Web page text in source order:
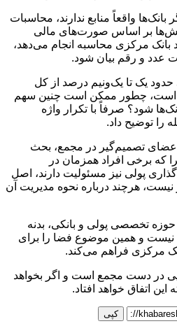
بانک‌ها واقعاً منابع ندارند، محاسبات
بر اساس صورت‌های مالی
مرکزی محاسبه انجام می‌دهد،
عدد و رقم بیان شود.
یک تا یک‌ونیم درصد از کل
است، چطور ممکن است چنین سهم
شود؟ صرفاً با تکرار واژه
را توضیح داد.
تصمیم‌گیر در مجمع، بحث
برخی افراد همزمان در
پولی نیز مسئولیت دارند، اصل
نیست، هرچند درباره نحوه مدیریت آن
تخصصی پولی و بانکی، بدنه
و همین موضوع فضا را برای
مرکزی فراهم می‌کند.
در دست مجمع است و اگر بخواهد
اتفاق خواهد افتاد.
کپی